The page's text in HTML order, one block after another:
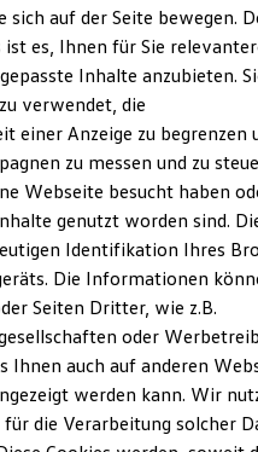
und Updates
ID.
sich auf der Seite bewegen.
ist es, Ihnen für Sie
Inhalte anzubieten.
verwendet, die
einer Anzeige zu begrenzen
zu messen und zu
Webseite besucht haben
genutzt worden sind.
Identifikation Ihres
Die Informationen
Seiten Dritter, wie z.B.
oder
Ihnen auch auf anderen
werden kann. Wir
die Verarbeitung solcher